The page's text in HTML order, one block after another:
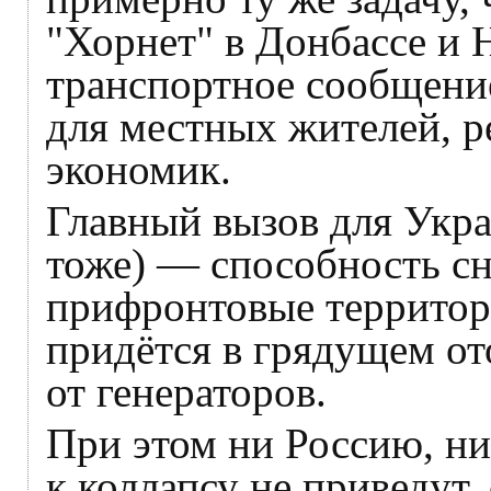
"Хорнет" в Донбассе и
транспортное
для местных жителей,
экономик.
Главный вызов для
тоже) — способность
прифронтовые
придётся в грядущем
от генераторов.
При этом ни Россию,